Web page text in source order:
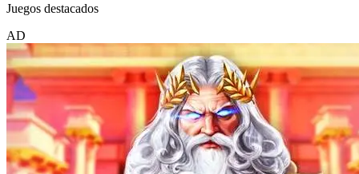
Juegos destacados
AD